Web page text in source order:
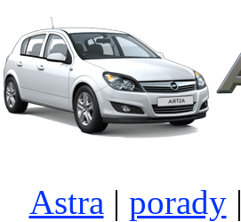
Astra | porady|